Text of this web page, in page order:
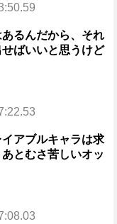
るんだから、それ
ばいいと思うけど
アブルキャラは求
とむさ苦しいオッ